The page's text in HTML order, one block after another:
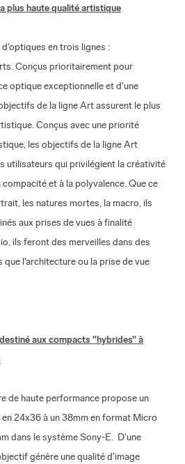
plus haute qualité artistique
en trois lignes :
Conçus prioritairement pour
optique exceptionnelle et d'une
de la ligne Art assurent le plus
Conçus avec une priorité
les objectifs de la ligne Art
utilisateurs qui privilégient la créativité
et à la polyvalence. Que ce
les natures mortes, la macro, ils
aux prises de vues à finalité
ils feront des merveilles dans des
l'architecture ou la prise de vue
aux compacts "hybrides" à
de haute performance propose un
24x36 à un 38mm en format Micro
dans le système Sony-E. D'une
génère une qualité d'image